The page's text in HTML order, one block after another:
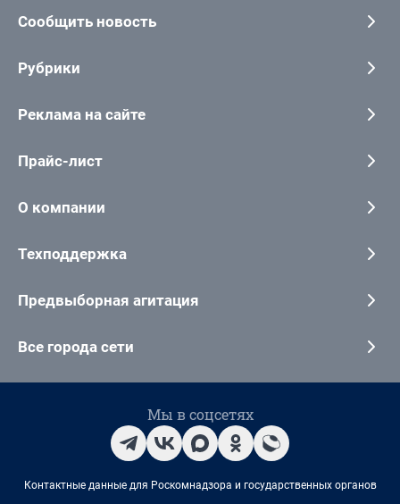
Сообщить новость
Рубрики
Реклама на сайте
Прайс-лист
О компании
Техподдержка
Предвыборная агитация
Все города сети
Мы в соцсетях
Контактные данные для Роскомнадзора и государственных органов